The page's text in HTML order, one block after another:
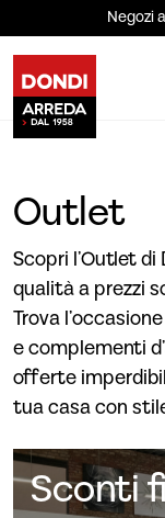
Negozi
Outlet
Scopri l’Outlet
qualità a prezzi
Trova
e complementi
offerte
tua casa con
Sconti